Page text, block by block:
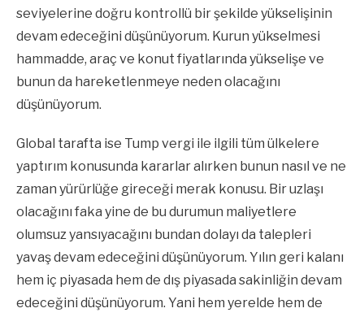
seviyelerine doğru kontrollü bir şekilde yükselişinin
devam edeceğini düşünüyorum. Kurun yükselmesi
hammadde, araç ve konut fiyatlarında yükselişe ve
bunun da hareketlenmeye neden olacağını
düşünüyorum.
Global tarafta ise Tump vergi ile ilgili tüm ülkelere
yaptırım konusunda kararlar alırken bunun nasıl ve ne
zaman yürürlüğe gireceği merak konusu. Bir uzlaşı
olacağını faka yine de bu durumun maliyetlere
olumsuz yansıyacağını bundan dolayı da talepleri
yavaş devam edeceğini düşünüyorum. Yılın geri kalanı
hem iç piyasada hem de dış piyasada sakinliğin devam
edeceğini düşünüyorum. Yani hem yerelde hem de